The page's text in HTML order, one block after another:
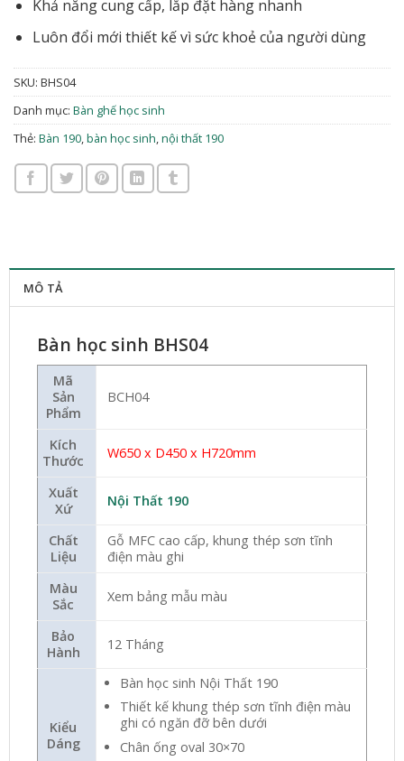
Khả năng cung cấp, lắp đặt hàng nhanh
Luôn đổi mới thiết kế vì sức khoẻ của người dùng
SKU: BHS04
Danh mục: Bàn ghế học sinh
Thẻ: Bàn 190,bàn học sinh,nội thất 190
MÔ TẢ
Bàn học sinh BHS04
Mã
Sản
Phẩm
BCH04
Kích
Thước
W650 x D450 x H720mm
Xuất
Xứ
Nội Thất 190
Chất
Liệu
Gỗ MFC cao cấp, khung thép sơn tĩnh
điện màu ghi
Màu
Sắc
Xem bảng mẫu màu
Bảo
Hành
12 Tháng
Kiểu
Dáng
Bàn học sinh Nội Thất 190
Thiết kế khung thép sơn tĩnh điện màu
ghi có ngăn đỡ bên dưới
Chân ống oval 30×70